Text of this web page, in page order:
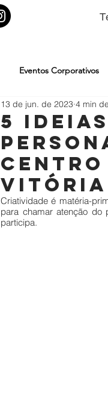
Eventos Corporativos
5
Centro
Vitória
13 de jun. de 2023 4 min
Criatividade é matéria-
para chamar atenção do
participa.